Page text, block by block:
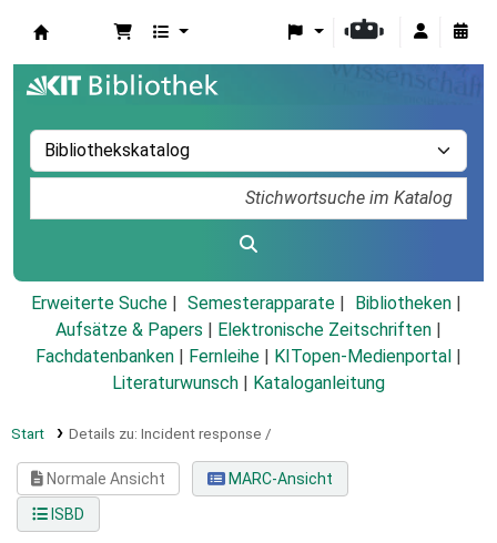
Erweiterte Suche Semesterapparate
Bibliotheken
Aufsätze & Papers
Elektronische Zeitschriften
Fachdatenbanken
Fernleihe KITopen-Medienportal
Literaturwunsch
Kataloganleitung
Start Details zu: Incident response /
Normale Ansicht
MARC-Ansicht
ISBD